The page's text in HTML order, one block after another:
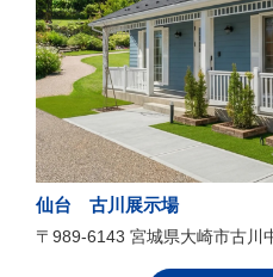
仙台 古川展示場
〒989-6143 宮城県大崎市古